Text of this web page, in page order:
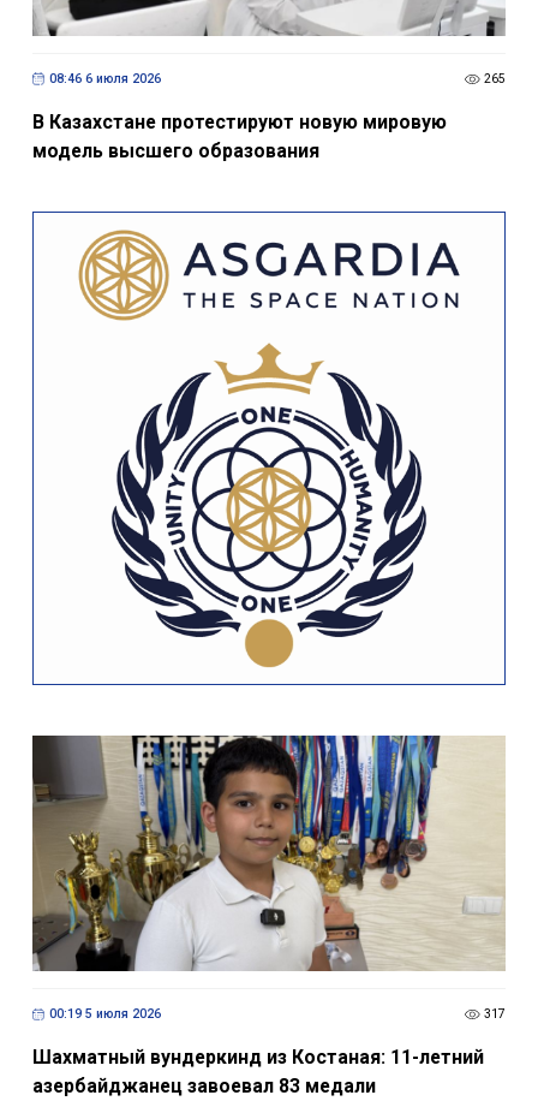
08:46 6 июля 2026 265
В Казахстане протестируют новую мировую
модель высшего образования
00:19 5 июля 2026 317
Шахматный вундеркинд из Костаная: 11-летний
азербайджанец завоевал 83 медали